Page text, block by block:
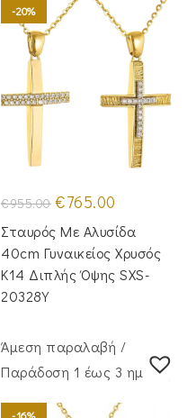
-20%
€955.00 Original
price
was:
€955.00.
€765.00
τιμή
είναι:
€765.00.
Σταυρός Με Αλυσίδα
40cm Γυναικείος Χρυσός
Κ14 Διπλής Όψης SXS-
20328Y
Άμεση παραλαβή /
Παράδoση 1 έως 3 ημέρες